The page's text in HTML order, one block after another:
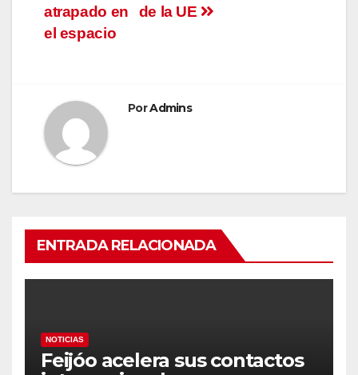
de la UE
atrapado en
el espacio
PorAdmins
ENTRADA RELACIONADA
NOTICIAS
Feijóo acelera sus contactos